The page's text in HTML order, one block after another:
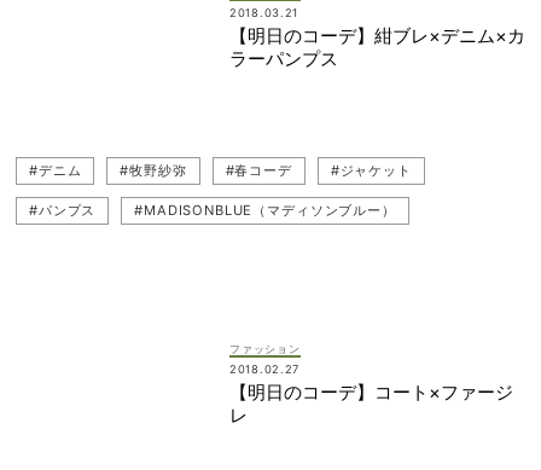
2018.03.21
【明日のコーデ】紺ブレ×デニム×カ
ラーパンプス
#デニム #牧野紗弥 #春コーデ #ジャケット
#パンプス #MADISONBLUE（マディソンブルー）
ファッション
2018.02.27
【明日のコーデ】コート×ファージ
レ